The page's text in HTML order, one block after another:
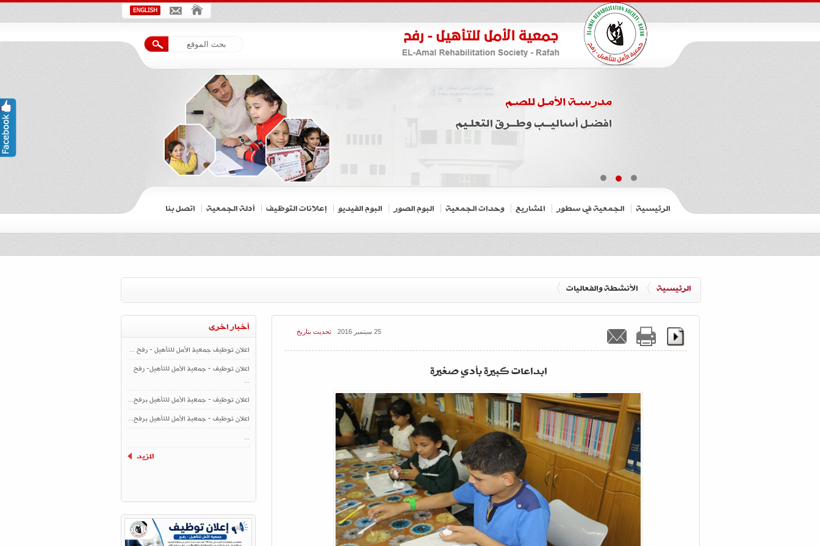
الرئيسية الجمعية في سطور المشاريع وحدات الجمعية البوم الصور البوم الفيديو إعلانات التوظيف أدلة الجمعية اتصل بنا
الرئيسية الأنشطة والفعاليات
تحديث بتاريخ 25 سبتمبر 2016
ابداعات كبيرة بأدي صغيرة
أخبار اخرى
اعلان توظيف جمعية الأمل للتأهيل - رفح ...
اعلان توظيف - جمعية الأمل للتأهيل- رفح
...
اعلان توظيف - جمعية الأمل للتأهيل برفح...
اعلان توظيف - جمعية الأمل للتأهيل برفح...
...
المزيد